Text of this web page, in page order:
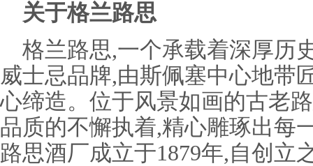
关于格兰路思
格兰路思,一个承载着深厚历
威士忌品牌,由斯佩塞中心地带
心缔造。位于风景如画的古老
品质的不懈执着,精心雕琢出每
路思酒厂成立于1879年,自创立